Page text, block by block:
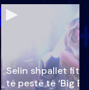
Selin shpallet
të pestë të ‘Big